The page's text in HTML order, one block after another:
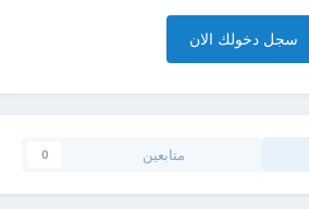
سجل دخولك الان
متابعين 0